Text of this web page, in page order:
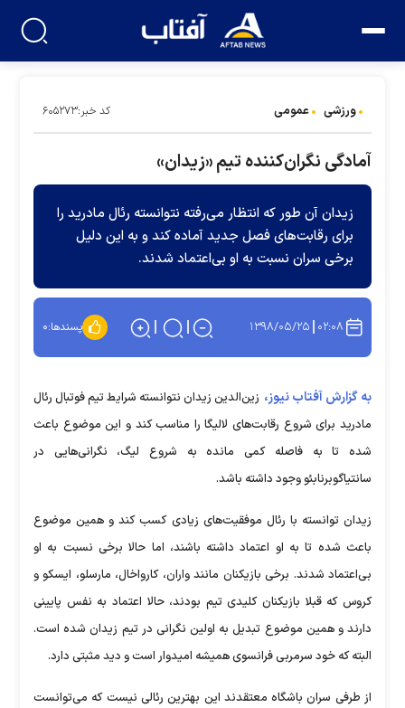
ورزشی عمومی کد خبر:۶۰۵۲۷۳
آمادگی نگران‌کننده تیم «زیدان»
زیدان آن طور که انتظار می‌رفته نتوانسته رئال مادرید را
برای رقابت‌های فصل جدید آماده کند و به این دلیل
برخی سران نسبت به او بی‌اعتماد شدند.
۰۲:۰۸ ۱۳۹۸/۰۵/۲۵ پسندها:۰
به گزارش آفتاب نیوز، زین‌الدین زیدان نتوانسته شرایط تیم فوتبال رئال
مادرید برای شروع رقابت‌های لالیگا را مناسب کند و این موضوع باعث
شده تا به فاصله کمی مانده به شروع لیگ، نگرانی‌هایی در
سانتیاگوبرنابئو وجود داشته باشد.
زیدان توانسته با رئال موفقیت‌های زیادی کسب کند و همین موضوع
باعث شده تا به او اعتماد داشته باشند، اما حالا برخی نسبت به او
بی‌اعتماد شدند. برخی بازیکنان مانند واران، کارواخال، مارسلو، ایسکو و
کروس که قبلا بازیکنان کلیدی تیم بودند، حالا اعتماد به نفس پایینی
دارند و همین موضوع تبدیل به اولین نگرانی در تیم زیدان شده است.
البته که خود سرمربی فرانسوی همیشه امیدوار است و دید مثبتی دارد.
از طرفی سران باشگاه معتقدند این بهترین رئالی‌ نیست که می‌توانست